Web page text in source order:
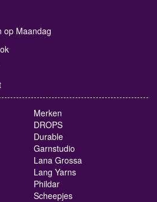
op Maandag
Merken
DROPS
Durable
Garnstudio
Lana Grossa
Lang Yarns
Phildar
Scheepjes